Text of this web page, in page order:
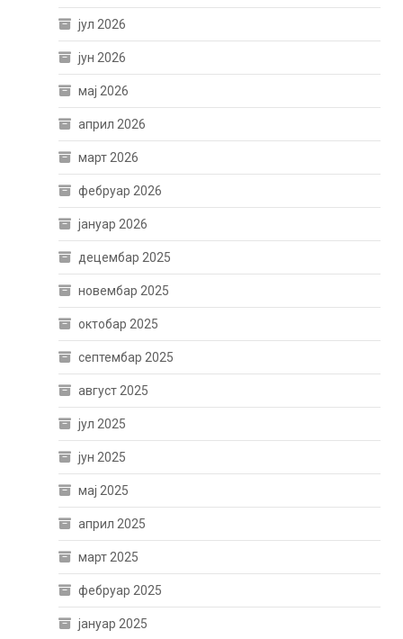
јул 2026
јун 2026
мај 2026
април 2026
март 2026
фебруар 2026
јануар 2026
децембар 2025
новембар 2025
октобар 2025
септембар 2025
август 2025
јул 2025
јун 2025
мај 2025
април 2025
март 2025
фебруар 2025
јануар 2025